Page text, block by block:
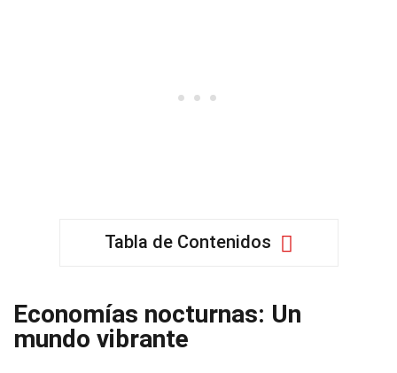
Tabla de Contenidos
Economías nocturnas: Un
mundo vibrante